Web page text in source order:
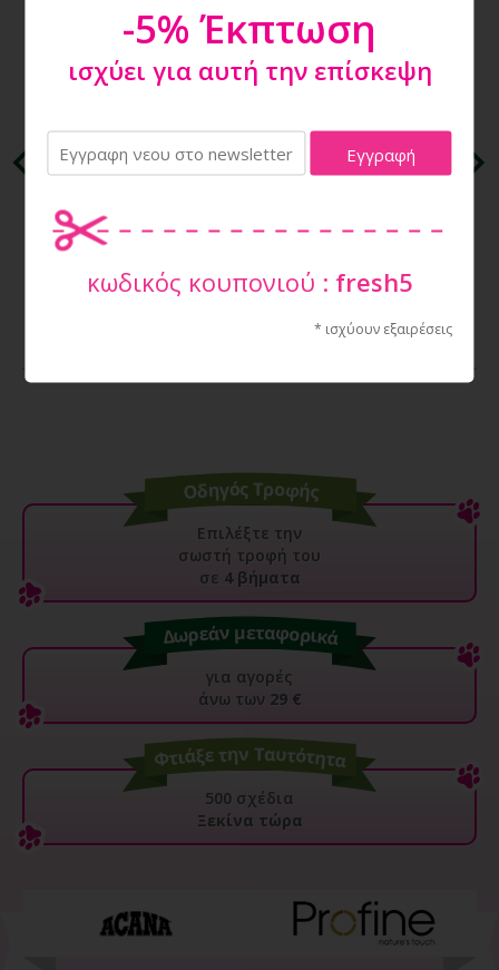
WAUDOG ΠΕΡΙΛΑΙΜΙΟ ΣΚΥΛΟΥ "BATMAN 1" WHITE
Επιλέξτε την
σωστή τροφή του
σε 4 βήματα
για αγορές
άνω των 29 €
500 σχέδια
Ξεκίνα τώρα
-5% Έκπτωση
ισχύει για αυτή την επίσκεψη
κωδικός κουπονιού : fresh5
* ισχύουν εξαιρέσεις